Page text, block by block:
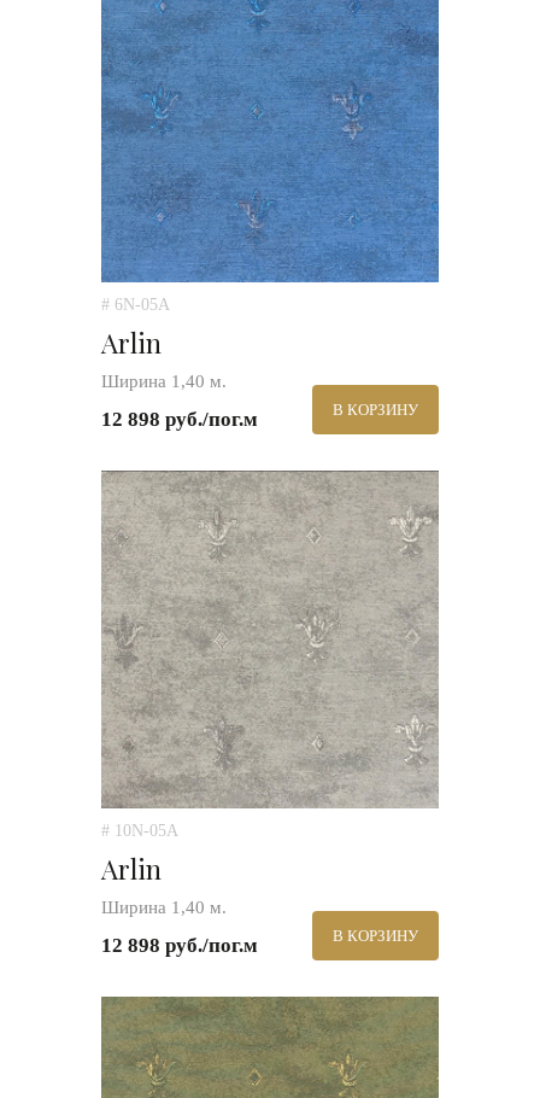
# 6N-05A
Arlin
Ширина 1,40 м.
12 898 руб./пог.м В КОРЗИНУ
# 10N-05A
Arlin
Ширина 1,40 м.
12 898 руб./пог.м В КОРЗИНУ